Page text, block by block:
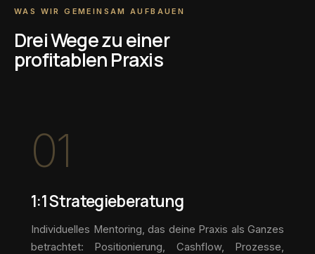
WAS WIR GEMEINSAM AUFBAUEN
Drei Wege zu einer
profitablen Praxis
01
1:1 Strategieberatung
Individuelles Mentoring, das deine Praxis als Ganzes
betrachtet: Positionierung, Cashflow, Prozesse,